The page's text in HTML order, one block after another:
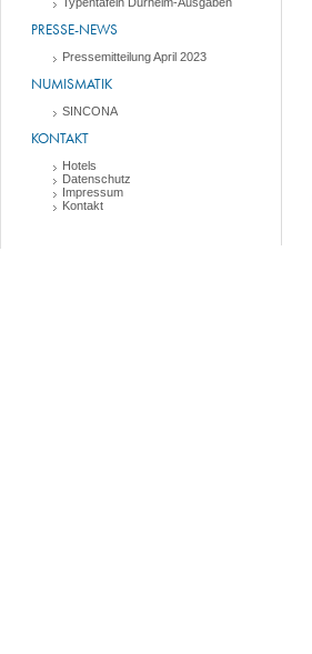
PRESSE-NEWS
Pressemitteilung April 2023
NUMISMATIK
SINCONA
KONTAKT
Hotels
Datenschutz
Impressum
Kontakt